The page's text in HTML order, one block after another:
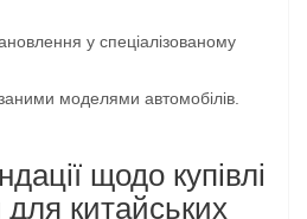
у спеціалізованому
моделями автомобілів.
щодо купівлі
китайських